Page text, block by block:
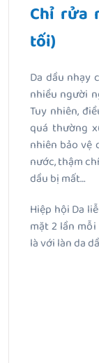
Chỉ rửa
tối)
Da dầu nhạy
nhiều người
Tuy nhiên,
quá thường
nhiên bảo vệ
nước, thậm
dầu bị mất…
Hiệp hội Da
mặt 2 lần
là với làn da